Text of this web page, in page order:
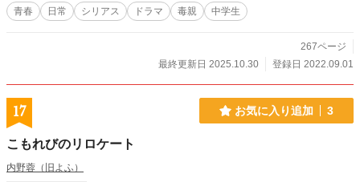
青春 日常 シリアス ドラマ 毒親 中学生
267ページ
最終更新日 2025.10.30
登録日 2022.09.01
17 お気に入り追加 3
こもれびのリロケート
内野蓉（旧よふ）